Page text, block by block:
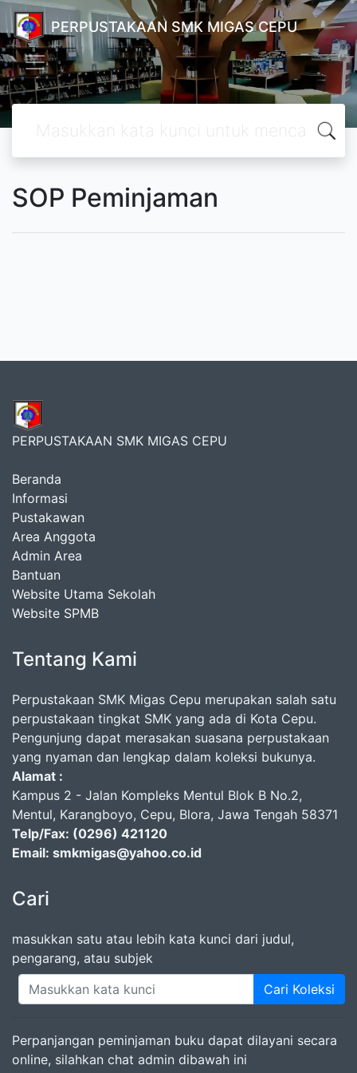
PERPUSTAKAAN SMK MIGAS CEPU
SOP Peminjaman
PERPUSTAKAAN SMK MIGAS CEPU
Beranda
Informasi
Pustakawan
Area Anggota
Admin Area
Bantuan
Website Utama Sekolah
Website SPMB
Tentang Kami
Perpustakaan SMK Migas Cepu merupakan salah satu
perpustakaan tingkat SMK yang ada di Kota Cepu.
Pengunjung dapat merasakan suasana perpustakaan
yang nyaman dan lengkap dalam koleksi bukunya.
Alamat :
Kampus 2 - Jalan Kompleks Mentul Blok B No.2,
Mentul, Karangboyo, Cepu, Blora, Jawa Tengah 58371
Telp/Fax: (0296) 421120
Email: smkmigas@yahoo.co.id
Cari
masukkan satu atau lebih kata kunci dari judul,
pengarang, atau subjek
Cari Koleksi
Perpanjangan peminjaman buku dapat dilayani secara
online, silahkan chat admin dibawah ini